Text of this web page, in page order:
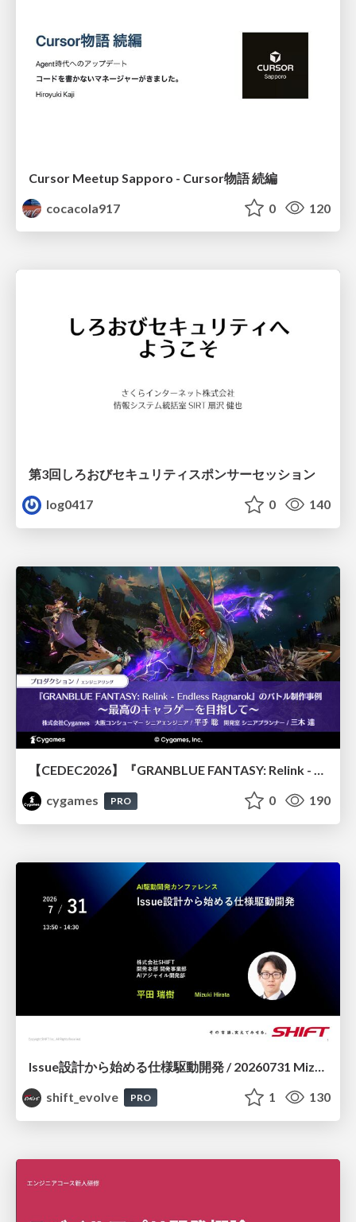
Cursor Meetup Sapporo - Cursor物語 続編
cocacola917
0 120
第3回しろおびセキュリティスポンサーセッション
log0417
0 140
【CEDEC2026】『GRANBLUE FANTASY: Relink - Endless Ragnarok』のバトル制作事例 ～最高のキャラゲーを目指して～
cygames
PRO 0 190
shift_evolve
PRO 1 130